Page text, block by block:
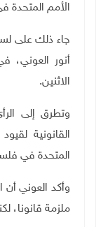
الأمم المتحدة
جاء ذلك على
أنور
الاثنين.
وتطرق إلى
القانونية
المتحدة في
وأكد العوني أن
ملزمة قانونا،